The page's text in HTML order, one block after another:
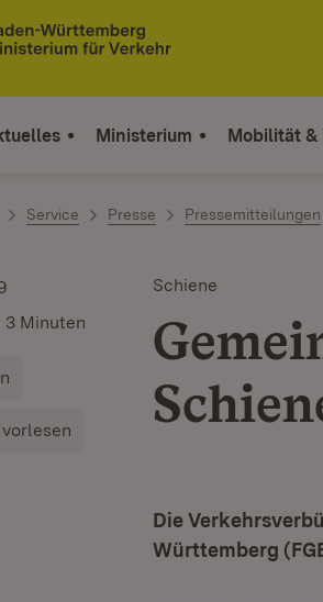
Startseite
Ministerium Mobilität &
Service Presse Pressemitteilungen
Schiene
3 Minuten
Die
Württemberg